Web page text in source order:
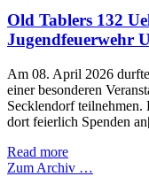
Old Tablers 132
Jugendfeuerwehr
Am 08. April 2026
einer besonderen
Secklendorf teilnehmen.
dort feierlich Spenden
Read more
Zum Archiv …